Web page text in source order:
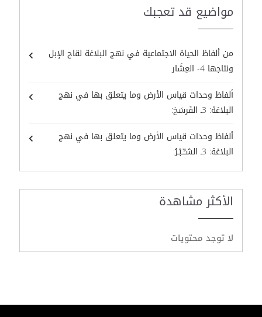
مواضيع قد تعجبك
من ألفاظ الحياة الاجتماعية في نهج البلاغة لقاح الإبل
ونتاجها 4- العِشَار
ألفاظ وحدات قياس الأرض وما يتعلق بها في نهج
البلاغة: 3ـ الفَرسَخ:
ألفاظ وحدات قياس الأرض وما يتعلق بها في نهج
البلاغة: 3ـ الشـِّــبْـرُ:
الأكثر مشاهدة
لا توجد محتويات